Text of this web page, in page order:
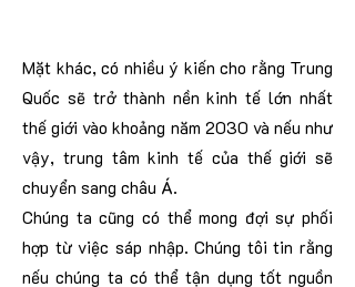
Mặt khác, có nhiều ý kiến cho rằng Trung
Quốc sẽ trở thành nền kinh tế lớn nhất
thế giới vào khoảng năm 2030 và nếu như
vậy, trung tâm kinh tế của thế giới sẽ
chuyển sang châu Á.
Chúng ta cũng có thể mong đợi sự phối
hợp từ việc sáp nhập. Chúng tôi tin rằng
nếu chúng ta có thể tận dụng tốt nguồn